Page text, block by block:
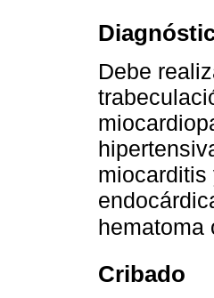
Debe
hematoma
Cribado